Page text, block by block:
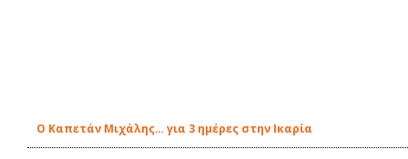
Ο Καπετάν Μιχάλης… για 3 ημέρες στην Ικαρία